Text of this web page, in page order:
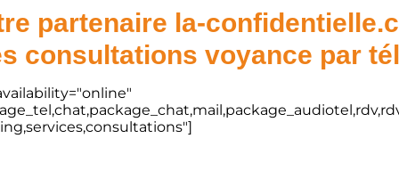
partenaire la-
consultations voyance par